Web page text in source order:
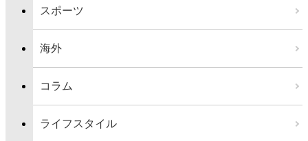
スポーツ
海外
コラム
ライフスタイル